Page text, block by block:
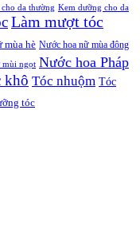
da thường Kem dưỡng cho da
Làm mượt tóc
mùa hè Nước hoa nữ mùa đông
mùi ngọt Nước hoa Pháp
khô Tóc nhuộm Tóc
tóc